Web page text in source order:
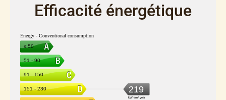
Efficacité énergétique